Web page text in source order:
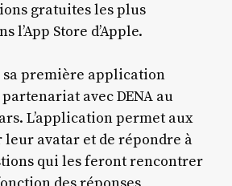
gratuites les plus
l’App Store d’Apple.
première application
avec DENA au
L’application permet aux
leur avatar et de répondre à
qui les feront rencontrer